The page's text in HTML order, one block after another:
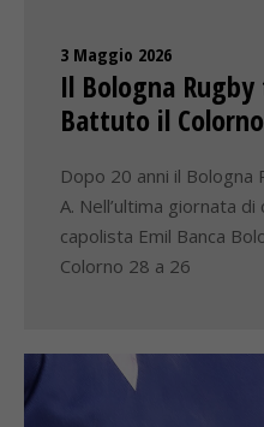
3 Maggio 2026
Il Bologna
Battuto il
Dopo 20 anni il Bologna
A. Nell’ultima giornata
capolista Emil Banca
Colorno 28 a 26